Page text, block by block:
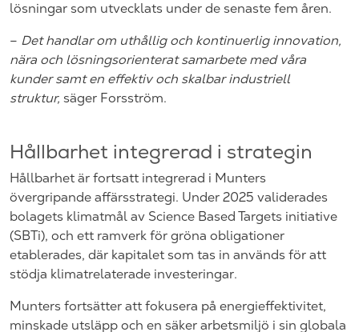
lösningar som utvecklats under de senaste fem åren.
– Det handlar om uthållig och kontinuerlig innovation,
nära och lösningsorienterat samarbete med våra
kunder samt en effektiv och skalbar industriell
struktur, säger Forsström.
Hållbarhet integrerad i strategin
Hållbarhet är fortsatt integrerad i Munters
övergripande affärsstrategi. Under 2025 validerades
bolagets klimatmål av Science Based Targets initiative
(SBTi), och ett ramverk för gröna obligationer
etablerades, där kapitalet som tas in används för att
stödja klimatrelaterade investeringar.
Munters fortsätter att fokusera på energieffektivitet,
minskade utsläpp och en säker arbetsmiljö i sin globala